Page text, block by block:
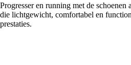
Progresser en running met de
die lichtgewicht, comfortabel en
prestaties.